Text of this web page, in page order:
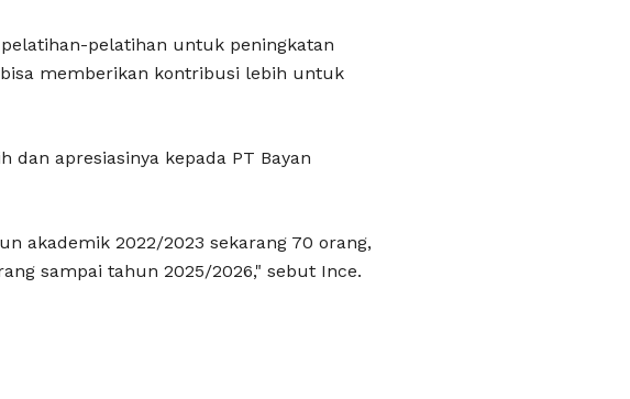
pelatihan untuk peningkatan
memberikan kontribusi lebih untuk
dan apresiasinya kepada PT Bayan
akademik 2022/2023 sekarang 70 orang,
sampai tahun 2025/2026," sebut Ince.